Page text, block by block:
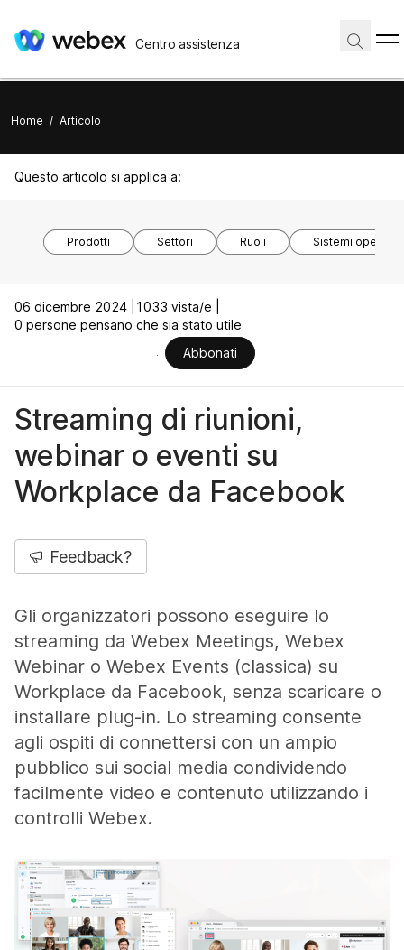
Centro assistenza
Home / Articolo
Questo articolo si applica a:
Prodotti Settori Ruoli Sistemi operativi
06 dicembre 2024 |
1033 vista/e |
0 persone pensano che sia stato utile
Abbonati
Streaming di riunioni,
webinar o eventi su
Workplace da Facebook
Feedback?
Gli organizzatori possono eseguire lo
streaming da Webex Meetings, Webex
Webinar o Webex Events (classica) su
Workplace da Facebook, senza scaricare o
installare plug-in. Lo streaming consente
agli ospiti di connettersi con un ampio
pubblico sui social media condividendo
facilmente video e contenuto utilizzando i
controlli Webex.